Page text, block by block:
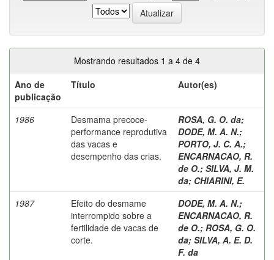
Mostrando resultados 1 a 4 de 4
Ano de
publicação
Título Autor(es)
1986
Desmama precoce-
performance reprodutiva
das vacas e
desempenho das crias.
ROSA, G. O. da;
DODE, M. A. N.;
PORTO, J. C. A.;
ENCARNACAO, R.
de O.; SILVA, J. M.
da; CHIARINI, E.
1987
Efeito do desmame
interrompido sobre a
fertilidade de vacas de
corte.
DODE, M. A. N.;
ENCARNACAO, R.
de O.; ROSA, G. O.
da; SILVA, A. E. D.
F. da